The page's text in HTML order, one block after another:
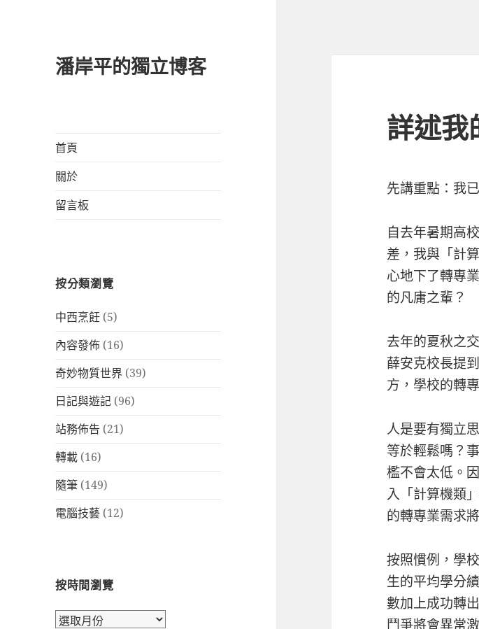
潘岸平的獨立博客
首頁
關於
留言板
按分類瀏覽
中西烹飪 (5)
內容發佈 (16)
奇妙物質世界 (39)
日記與遊記 (96)
站務佈告 (21)
轉載 (16)
隨筆 (149)
電腦技藝 (12)
按時間瀏覽
按
詳述我
先講重點：我
自去年暑期高
差，我與「計
心地下了轉專
的凡庸之輩？
去年的夏秋之
薛安克校長提
方，學校的轉
人是要有獨立
等於輕鬆嗎？
檻不會太低。
入「計算機類
的轉專業需求
按照慣例，學
生的平均學分
數加上成功轉
鬥爭將會異常